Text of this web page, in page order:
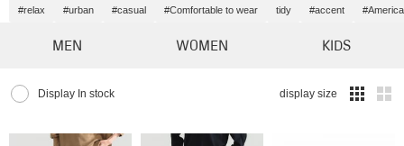
#relax #urban #casual #Comfortable to wear tidy #accent
MEN WOMEN KIDS
Display In stock display size